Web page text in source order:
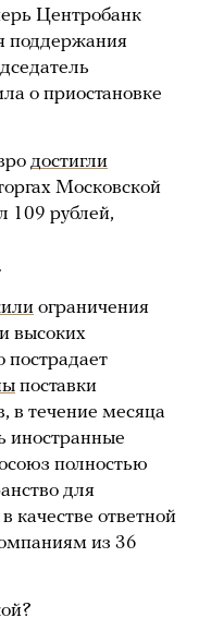
Центробанк
поддержания
о приостановке
достигли
Московской
109 рублей,
ограничения
высоких
пострадает
поставки
в течение месяца
иностранные
полностью
для
качестве ответной
из 36